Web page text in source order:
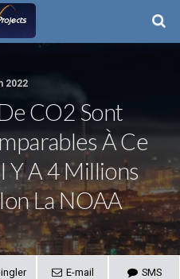
2022
CO2 Sont
À Ce
Y A 4 Millions
La NOAA
E-mail SMS